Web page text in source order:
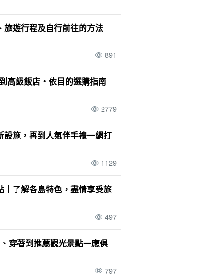
旅遊行程及自行前往的方法
891
高級飯店・依目的選購指南
2779
設施，再到人氣伴手禮一網打
1129
了解各島特色，盡情享受旅
497
穿著到推薦觀光景點一應俱
797